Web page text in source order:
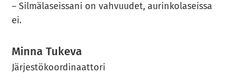
– Sil­mä­la­seis­sa­ni on vah­vuu­det, au­rin­ko­la­seis­sa
ei.
Minna Tu­ke­va
Jär­jes­tö­koor­di­naat­to­ri